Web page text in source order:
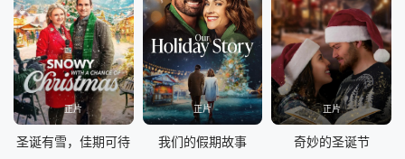
正片
圣诞有雪，佳期可待
正片
我们的假期故事
正片
奇妙的圣诞节